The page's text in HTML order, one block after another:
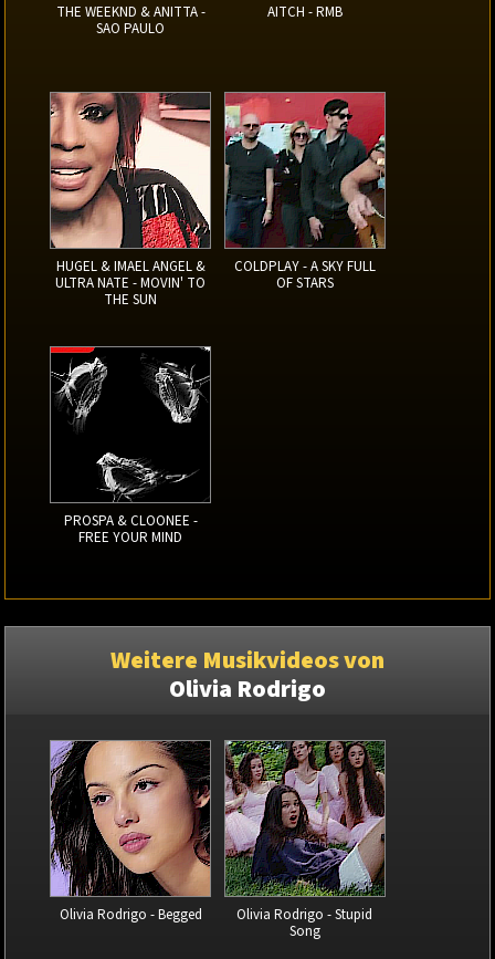
THE WEEKND & ANITTA -
SAO PAULO
AITCH - RMB
HUGEL & IMAEL ANGEL &
ULTRA NATE - MOVIN' TO
THE SUN
COLDPLAY - A SKY FULL
OF STARS
PROSPA & CLOONEE -
FREE YOUR MIND
Weitere Musikvideos von
Olivia Rodrigo
Olivia Rodrigo - Begged
Olivia Rodrigo - Stupid
Song